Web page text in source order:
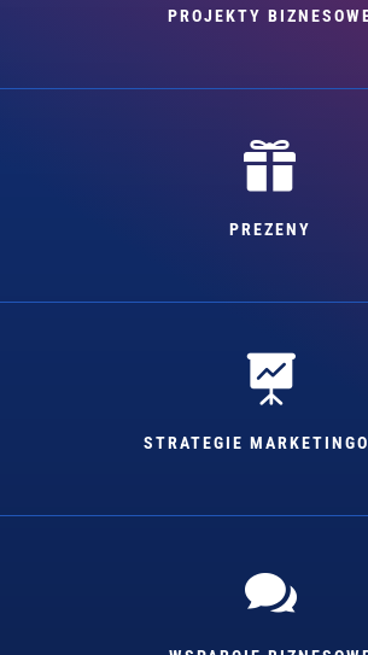
PROJEKTY

PREZENY

STRATEGIE
